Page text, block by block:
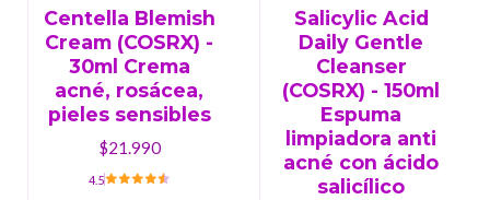
Centella Blemish
Cream (COSRX) -
30ml Crema
acné, rosácea,
pieles sensibles
$21.990
4.5
Salicylic Acid
Daily Gentle
Cleanser
(COSRX) - 150ml
Espuma
limpiadora anti
acné con ácido
salicílico